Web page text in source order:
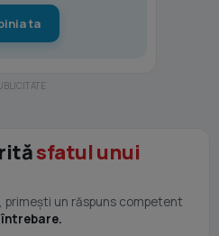
ta
sfatul unui
un răspuns competent
întrebare.